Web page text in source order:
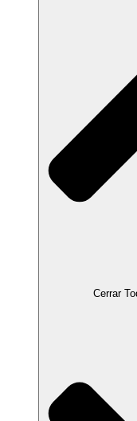
Cerrar